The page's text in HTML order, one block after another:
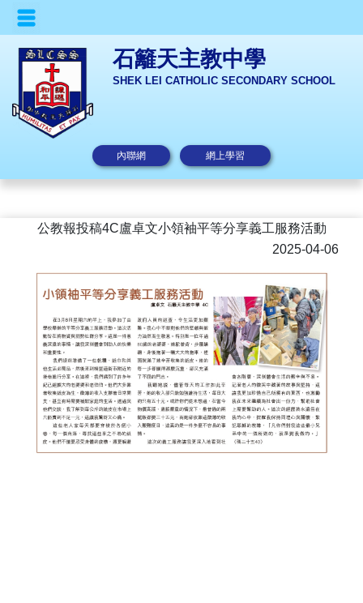
石籬天主教中學
SHEK LEI CATHOLIC SECONDARY SCHOOL
內聯網 網上學習
公教報投稿4C盧卓文小領袖平等分享義工服務活動
2025-04-06